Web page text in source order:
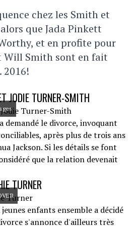
chez les Smith et
que Jada Pinkett
et en profite pour
Will Smith sont en fait
2016!
JODIE TURNER-SMITH
demandé le divorce, invoquant
après plus de trois ans
Jackson. Si les détails se font
que la relation devenait
TURNER
enfants ensemble a décidé
s'annonce d'ailleurs très